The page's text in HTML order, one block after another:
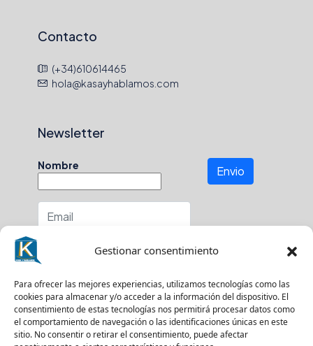
Gestionar consentimiento
Para ofrecer las mejores experiencias, utilizamos tecnologías como las
cookies para almacenar y/o acceder a la información del dispositivo. El
consentimiento de estas tecnologías nos permitirá procesar datos como
el comportamiento de navegación o las identificaciones únicas en este
sitio. No consentir o retirar el consentimiento, puede afectar
Contacto
(+34)610614465
hola@kasayhablamos.com
Newsletter
Nombre
En que zona buscas?
Envio
Suscríbase a nuestro boletín para recibir